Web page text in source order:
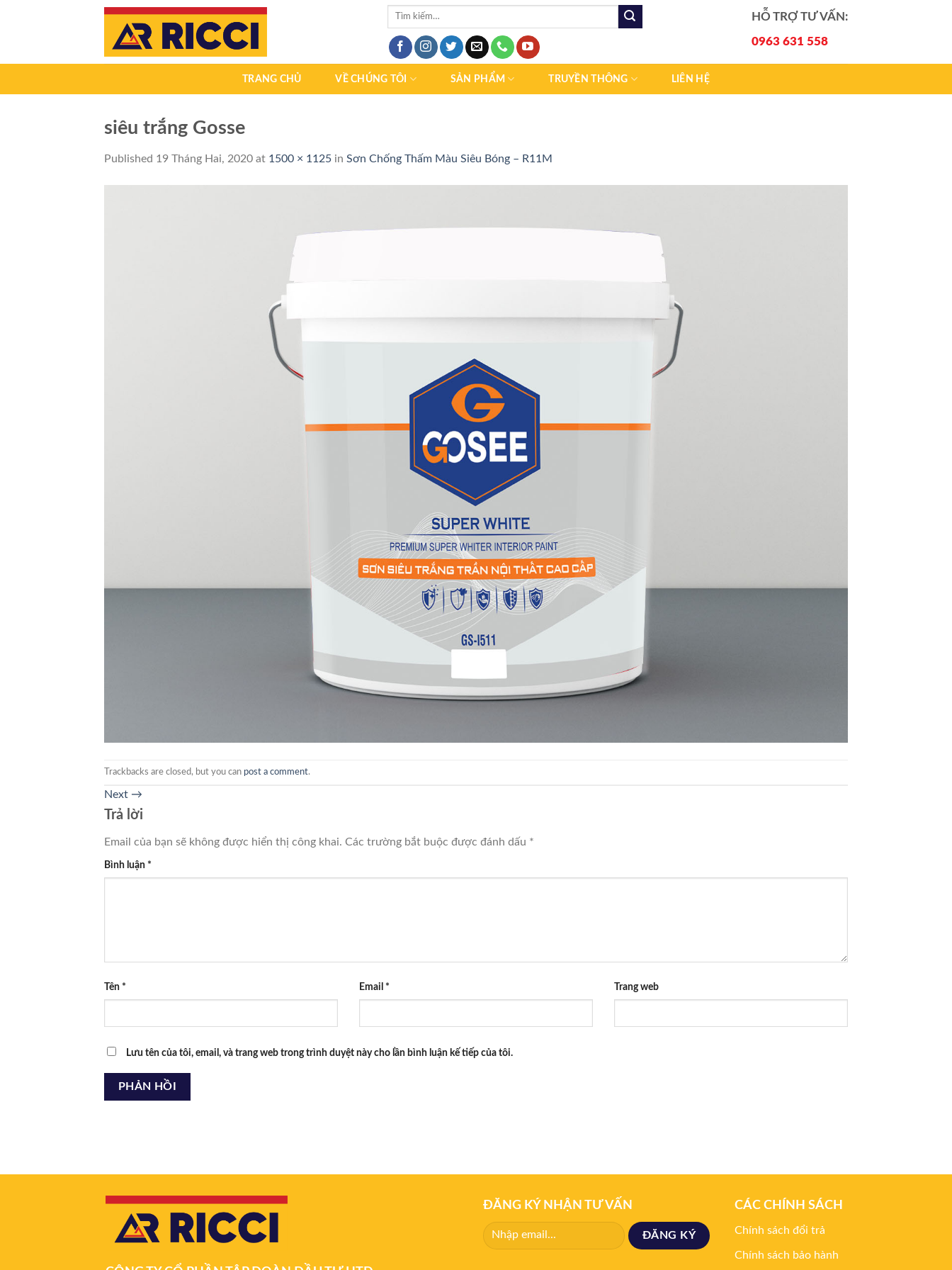
HỖ TRỢ TƯ VẤN:
0963 631 558
TRANG CHỦ VỀ CHÚNG TÔI SẢN PHẨM TRUYỀN THÔNG LIÊN HỆ
siêu trắng Gosse
Published 19 Tháng Hai, 2020 at 1500 × 1125 in Sơn Chống Thấm Màu Siêu Bóng – R11M
Trackbacks are closed, but you can post a comment.
Next →
Trả lời
Email của bạn sẽ không được hiển thị công khai. Các trường bắt buộc được đánh dấu *
Bình luận *
Tên * Email * Trang web
Lưu tên của tôi, email, và trang web trong trình duyệt này cho lần bình luận kế tiếp của tôi.
ĐĂNG KÝ NHẬN TƯ VẤN CÁC CHÍNH SÁCH
Chính sách đổi trả
Chính sách bảo hành